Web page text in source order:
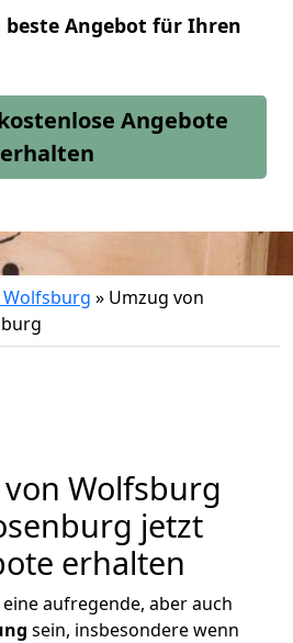
beste Angebot für Ihren
Angebote
erhalten
» Umzug von
Wolfsburg
jetzt
erhalten
aufregende, aber auch
sein, insbesondere wenn